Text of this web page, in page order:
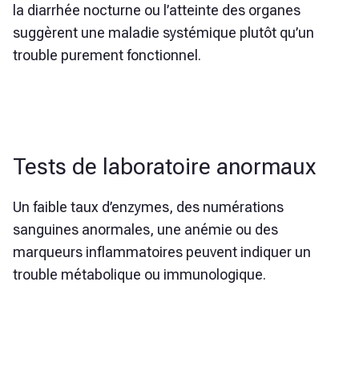
la diarrhée nocturne ou l’atteinte des organes
suggèrent une maladie systémique plutôt qu’un
trouble purement fonctionnel.
Tests de laboratoire anormaux
Un faible taux d’enzymes, des numérations
sanguines anormales, une anémie ou des
marqueurs inflammatoires peuvent indiquer un
trouble métabolique ou immunologique.